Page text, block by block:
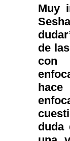
Muy
de
con
duda